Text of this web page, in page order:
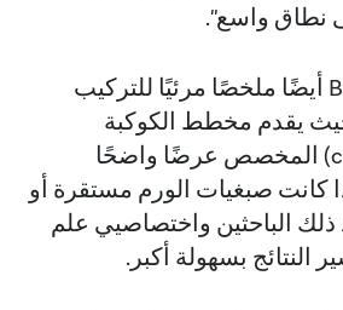
نطاق واسع".
تقدم أداة BACDAC أيضًا ملخصًا مرئيًا للتركيب
يقدم مخطط الكوكبة
(constellation plot) المخصص عرضًا واضحًا
كانت صبغيات الورم مستقرة أو
الباحثين واختصاصيي علم
النتائج بسهولة أكبر.